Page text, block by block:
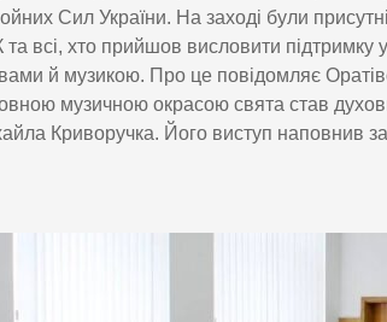
Сил України. На заході були
всі, хто прийшов висловити підтримку
й музикою. Про це повідомляє
музичною окрасою свята став
Криворучка. Його виступ наповнив